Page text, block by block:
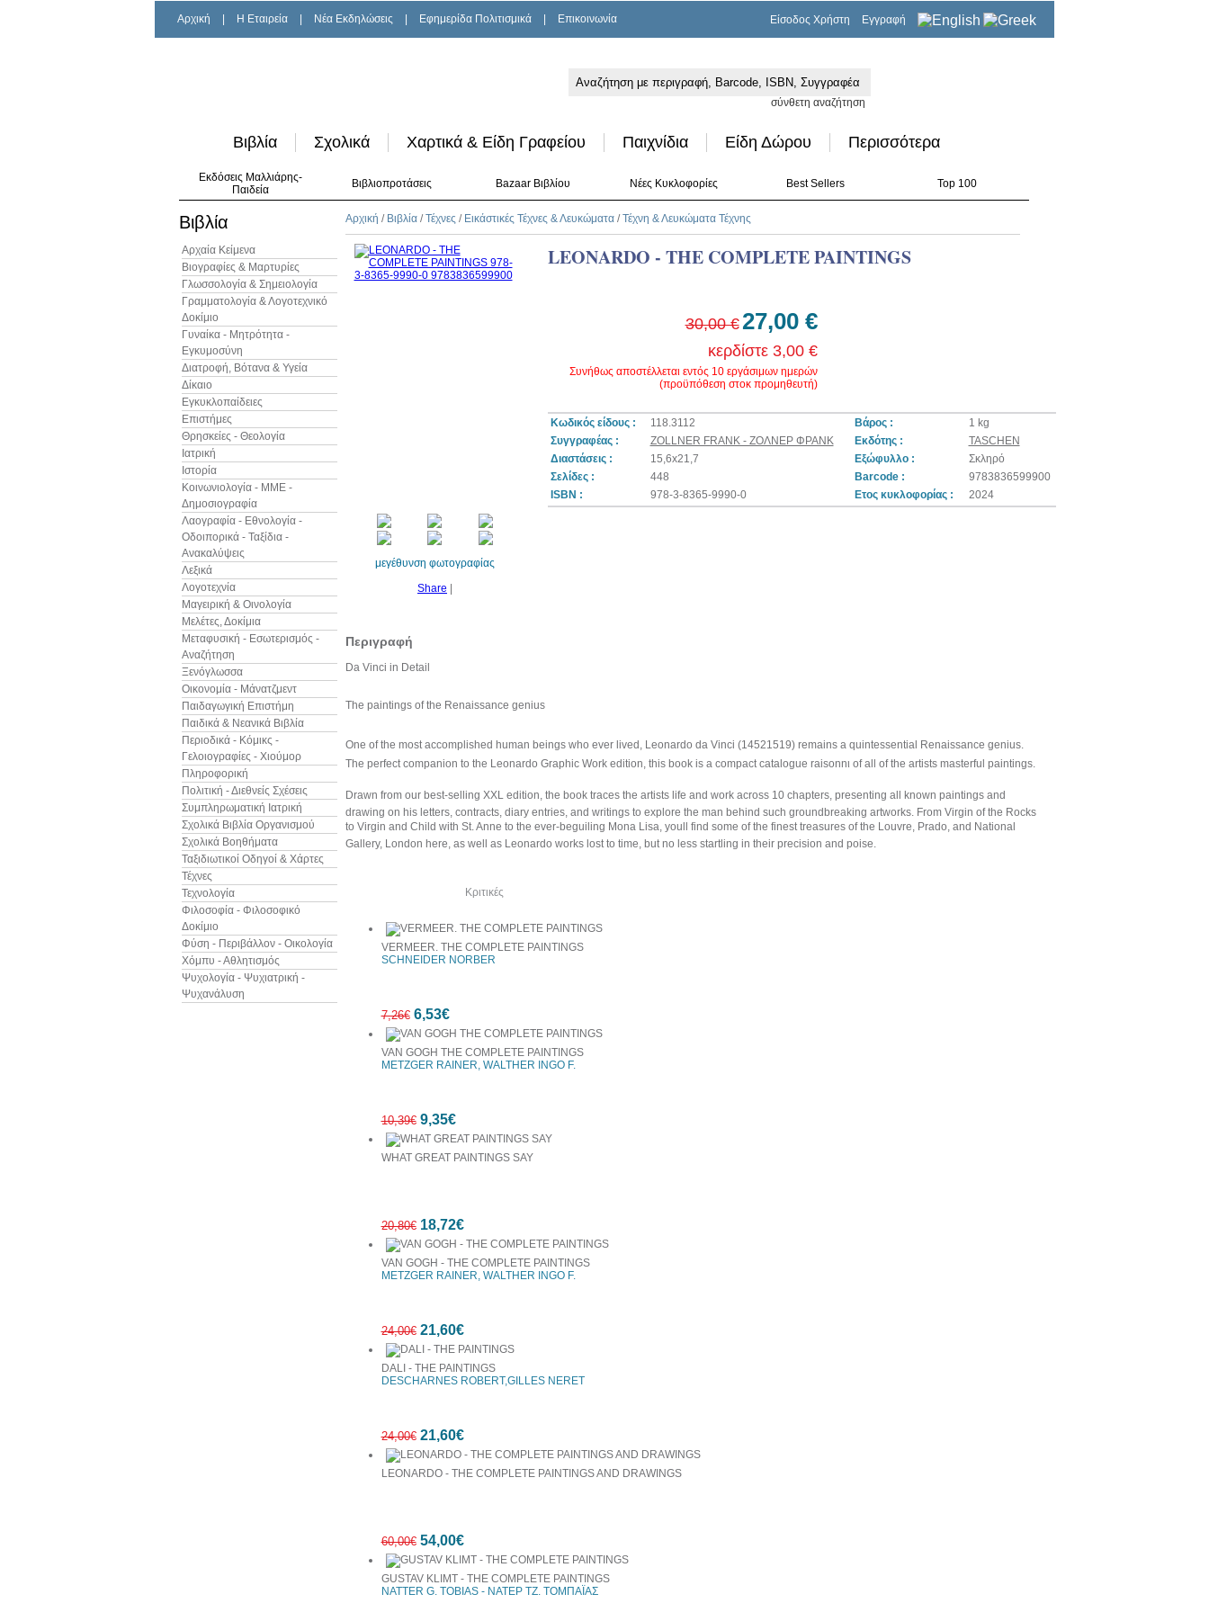
Αρχική H Εταιρεία Νέα Εκδηλώσεις Εφημερίδα Πολιτισμικά Επικοινωνία Είσοδος Χρήστη Εγγραφή
σύνθετη αναζήτηση
Βιβλία Σχολικά Χαρτικά & Είδη Γραφείου Παιχνίδια Είδη Δώρου Περισσότερα
Εκδόσεις Μαλλιάρης-
Παιδεία
Βιβλιοπροτάσεις Bazaar Βιβλίου Νέες Κυκλοφορίες Best Sellers Top 100
Βιβλία
Αρχαία Κείμενα
Βιογραφίες & Μαρτυρίες
Γλωσσολογία & Σημειολογία
Γραμματολογία & Λογοτεχνικό
Δοκίμιο
Γυναίκα - Μητρότητα -
Εγκυμοσύνη
Διατροφή, Βότανα & Υγεία
Δίκαιο
Εγκυκλοπαίδειες
Επιστήμες
Θρησκείες - Θεολογία
Ιατρική
Ιστορία
Κοινωνιολογία - ΜΜΕ -
Δημοσιογραφία
Λαογραφία - Εθνολογία -
Οδοιπορικά - Ταξίδια -
Ανακαλύψεις
Λεξικά
Λογοτεχνία
Μαγειρική & Οινολογία
Μελέτες, Δοκίμια
Μεταφυσική - Εσωτερισμός -
Αναζήτηση
Ξενόγλωσσα
Οικονομία - Μάνατζμεντ
Παιδαγωγική Επιστήμη
Παιδικά & Νεανικά Βιβλία
Περιοδικά - Κόμικς -
Γελοιογραφίες - Χιούμορ
Πληροφορική
Πολιτική - Διεθνείς Σχέσεις
Συμπληρωματική Ιατρική
Σχολικά Βιβλία Οργανισμού
Σχολικά Βοηθήματα
Ταξιδιωτικοί Οδηγοί & Χάρτες
Τέχνες
Τεχνολογία
Φιλοσοφία - Φιλοσοφικό
Δοκίμιο
Φύση - Περιβάλλον - Οικολογία
Χόμπυ - Αθλητισμός
Ψυχολογία - Ψυχιατρική -
Ψυχανάλυση
Αρχική / Βιβλία /Τέχνες / Εικάστικές Τέχνες & Λευκώματα /Τέχνη & Λευκώματα Τέχνης
μεγέθυνση φωτογραφίας
Share
LEONARDO - THE COMPLETE PAINTINGS
30,00 € 27,00 €
κερδίστε 3,00 €
Συνήθως αποστέλλεται εντός 10 εργάσιμων ημερών
(προϋπόθεση στοκ προμηθευτή)
Κωδικός είδους : 118.3112 Βάρος :
1 kg
Συγγραφέας :
ZOLLNER FRANK - ΖΟΛΝΕΡ ΦΡΑΝΚ Εκδότης :
TASCHEN
Διαστάσεις :
15,6x21,7 Εξώφυλλο :
Σκληρό
Σελίδες :
448 Barcode :
9783836599900
ISBN :
978-3-8365-9990-0 Ετος κυκλοφορίας : 2024
Περιγραφή
Da Vinci in Detail
The paintings of the Renaissance genius
One of the most accomplished human beings who ever lived, Leonardo da Vinci (14521519) remains a quintessential Renaissance genius.
The perfect companion to the Leonardo Graphic Work edition, this book is a compact catalogue raisonnι of all of the artists masterful paintings.
Drawn from our best-selling XXL edition, the book traces the artists life and work across 10 chapters, presenting all known paintings and
drawing on his letters, contracts, diary entries, and writings to explore the man behind such groundbreaking artworks. From Virgin of the Rocks
to Virgin and Child with St. Anne to the ever-beguiling Mona Lisa, youll find some of the finest treasures of the Louvre, Prado, and National
Gallery, London here, as well as Leonardo works lost to time, but no less startling in their precision and poise.
Κριτικές
VERMEER. THE COMPLETE PAINTINGS
SCHNEIDER NORBER
7,26€ 6,53€
VAN GOGH THE COMPLETE PAINTINGS
METZGER RAINER, WALTHER INGO F.
10,39€ 9,35€
WHAT GREAT PAINTINGS SAY
20,80€ 18,72€
VAN GOGH - THE COMPLETE PAINTINGS
METZGER RAINER, WALTHER INGO F.
24,00€ 21,60€
DALI - THE PAINTINGS
DESCHARNES ROBERT,GILLES NERET
24,00€ 21,60€
LEONARDO - THE COMPLETE PAINTINGS AND DRAWINGS
60,00€ 54,00€
GUSTAV KLIMT - THE COMPLETE PAINTINGS
NATTER G. TOBIAS - ΝΑΤΕΡ ΤΖ. ΤΟΜΠΑΪΑΣ